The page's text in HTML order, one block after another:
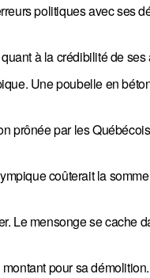
politiques avec ses
à la crédibilité de ses
Une poubelle en
prônée par les
coûterait la
Le mensonge se cache
pour sa démolition.